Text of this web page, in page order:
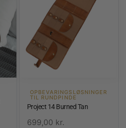
OPBEVARINGSLØSNINGER
TIL RUNDPINDE
Project 14 Burned Tan
699,00 kr.